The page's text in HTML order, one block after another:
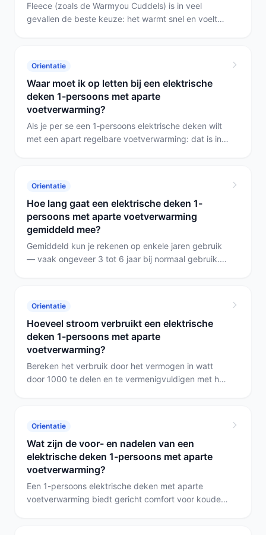
Fleece (zoals de Warmyou Cuddels) is in veel
gevallen de beste keuze: het warmt snel en voelt
is. Voor aparte voetverwarming zoek je een dunne,
flexibele opbouw met meerdere warmtestanden of
zonebesturing.
Orientatie
Waar moet ik op letten bij een elektrische
deken 1-persoons met aparte
voetverwarming?
Als je per se een 1‑persoons elektrische deken wilt
met een apart regelbare voetverwarming: dat is in
combineer die met een voetkussentje voor aparte
warmte.
Orientatie
Hoe lang gaat een elektrische deken 1-
persoons met aparte voetverwarming
gemiddeld mee?
Gemiddeld kun je rekenen op enkele jaren gebruik
— vaak ongeveer 3 tot 6 jaar bij normaal gebruik.
extra voetenmodule wordt gebruikt; dat bepaalt of
bijvoorbeeld het warmtematje of de verwarmde
sjaal langer meegaat.
Orientatie
Hoeveel stroom verbruikt een elektrische
deken 1-persoons met aparte
voetverwarming?
Bereken het verbruik door het vermogen in watt
door 1000 te delen en te vermenigvuldigen met het
heeft geen model een aparte voetenstand.
Orientatie
Wat zijn de voor- en nadelen van een
elektrische deken 1-persoons met aparte
voetverwarming?
Een 1-persoons elektrische deken met aparte
voetverwarming biedt gericht comfort voor koude